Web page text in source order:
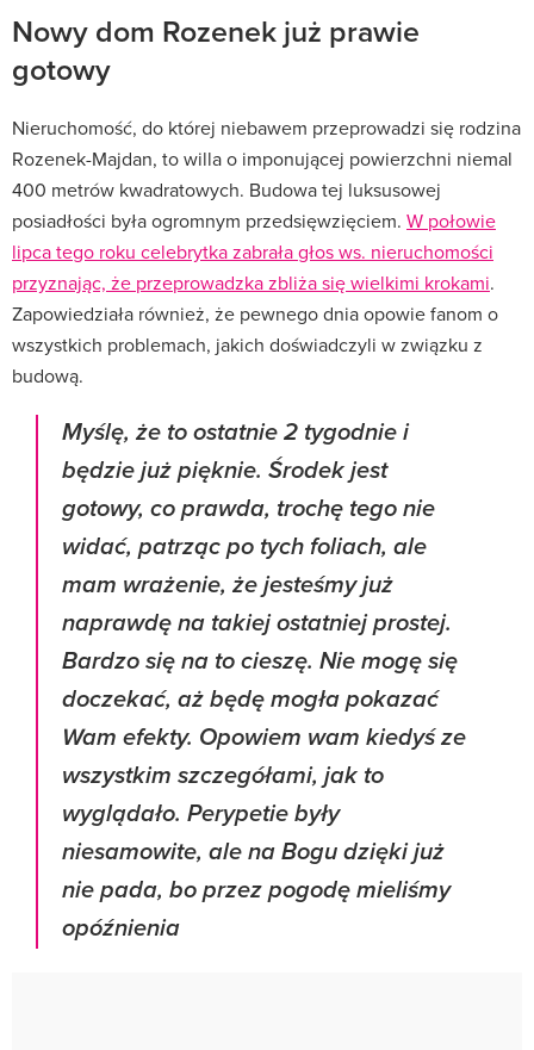
Nowy dom Rozenek już prawie
gotowy
Nieruchomość, do której niebawem przeprowadzi się rodzina
Rozenek-Majdan, to willa o imponującej powierzchni niemal
400 metrów kwadratowych. Budowa tej luksusowej
posiadłości była ogromnym przedsięwzięciem. W połowie
lipca tego roku celebrytka zabrała głos ws. nieruchomości
przyznając, że przeprowadzka zbliża się wielkimi krokami.
Zapowiedziała również, że pewnego dnia opowie fanom o
wszystkich problemach, jakich doświadczyli w związku z
budową.
Myślę, że to ostatnie 2 tygodnie i
będzie już pięknie. Środek jest
gotowy, co prawda, trochę tego nie
widać, patrząc po tych foliach, ale
mam wrażenie, że jesteśmy już
naprawdę na takiej ostatniej prostej.
Bardzo się na to cieszę. Nie mogę się
doczekać, aż będę mogła pokazać
Wam efekty. Opowiem wam kiedyś ze
wszystkim szczegółami, jak to
wyglądało. Perypetie były
niesamowite, ale na Bogu dzięki już
nie pada, bo przez pogodę mieliśmy
opóźnienia